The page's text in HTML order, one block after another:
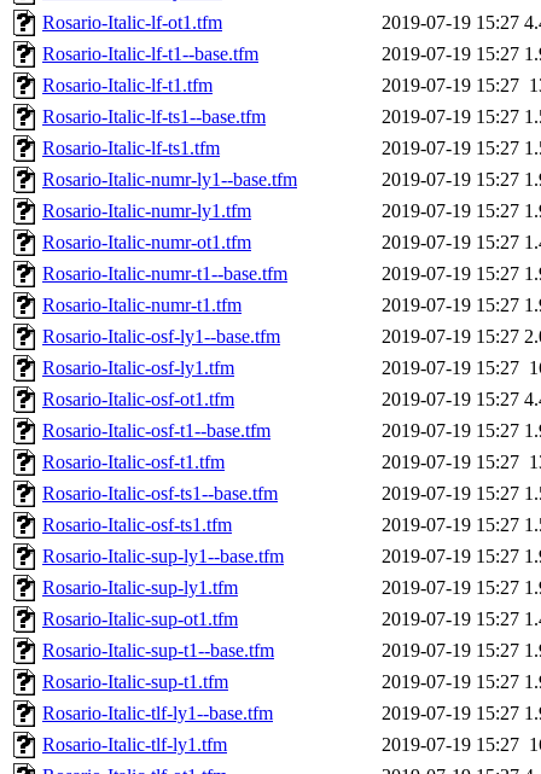
Rosario-Italic-lf-ot1.tfm
2019-07-19 15:27
Rosario-Italic-lf-t1--base.tfm
2019-07-19 15:27
Rosario-Italic-lf-t1.tfm
2019-07-19 15:27
Rosario-Italic-lf-ts1--base.tfm
2019-07-19 15:27
Rosario-Italic-lf-ts1.tfm
2019-07-19 15:27
Rosario-Italic-numr-ly1--base.tfm
2019-07-19 15:27
Rosario-Italic-numr-ly1.tfm
2019-07-19 15:27
Rosario-Italic-numr-ot1.tfm
2019-07-19 15:27
Rosario-Italic-numr-t1--base.tfm
2019-07-19 15:27
Rosario-Italic-numr-t1.tfm
2019-07-19 15:27
Rosario-Italic-osf-ly1--base.tfm
2019-07-19 15:27
Rosario-Italic-osf-ly1.tfm
2019-07-19 15:27
Rosario-Italic-osf-ot1.tfm
2019-07-19 15:27
Rosario-Italic-osf-t1--base.tfm
2019-07-19 15:27
Rosario-Italic-osf-t1.tfm
2019-07-19 15:27
Rosario-Italic-osf-ts1--base.tfm
2019-07-19 15:27
Rosario-Italic-osf-ts1.tfm
2019-07-19 15:27
Rosario-Italic-sup-ly1--base.tfm
2019-07-19 15:27
Rosario-Italic-sup-ly1.tfm
2019-07-19 15:27
Rosario-Italic-sup-ot1.tfm
2019-07-19 15:27
Rosario-Italic-sup-t1--base.tfm
2019-07-19 15:27
Rosario-Italic-sup-t1.tfm
2019-07-19 15:27
Rosario-Italic-tlf-ly1--base.tfm
2019-07-19 15:27
Rosario-Italic-tlf-ly1.tfm
2019-07-19 15:27